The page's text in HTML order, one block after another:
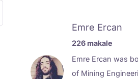
Emre Ercan
226 makale
Emre Ercan was
of Mining